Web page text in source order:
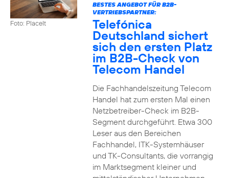
Foto: PlaceIt
BESTES ANGEBOT FÜR B2B-
VERTRIEBSPARTNER:
Telefónica
Deutschland sichert
sich den ersten Platz
im B2B-Check von
Telecom Handel
Die Fachhandelszeitung Telecom
Handel hat zum ersten Mal einen
Netzbetreiber-Check im B2B-
Segment durchgeführt. Etwa 300
Leser aus den Bereichen
Fachhandel, ITK-Systemhäuser
und TK-Consultants, die vorrangig
im Marktsegment kleiner und